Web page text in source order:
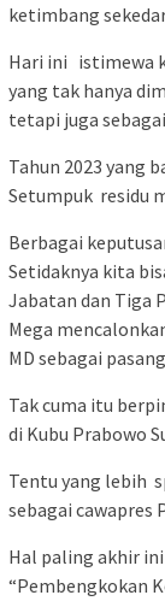
ketimbang
Hari ini istimewa
yang tak hanya
tetapi juga
Tahun 2023 yang
Setumpuk residu
Berbagai
Setidaknya kita
Jabatan dan Tiga
Mega
MD sebagai
Tak cuma itu
di Kubu Prabowo
Tentu yang lebih
sebagai cawapres
Hal paling akhir
“Pembengkokan